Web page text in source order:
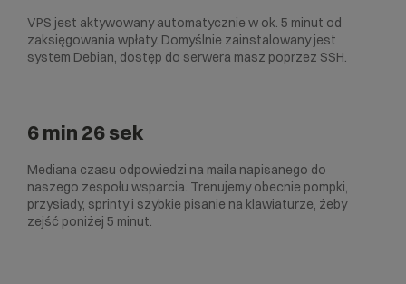
VPS jest aktywowany automatycznie w ok. 5 minut od
zaksięgowania wpłaty. Domyślnie zainstalowany jest
system Debian, dostęp do serwera masz poprzez SSH.
6 min 26 sek
Mediana czasu odpowiedzi na maila napisanego do
naszego zespołu wsparcia. Trenujemy obecnie pompki,
przysiady, sprinty i szybkie pisanie na klawiaturze, żeby
zejść poniżej 5 minut.